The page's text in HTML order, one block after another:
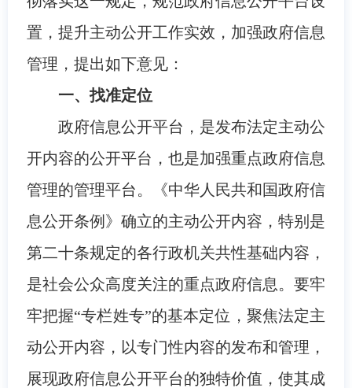
置，提升主动公开工作实效，加强政府信息
管理，提出如下意见：
一、找准定位
政府信息公开平台，是发布法定主动公
开内容的公开平台，也是加强重点政府信息
管理的管理平台。《中华人民共和国政府信
息公开条例》确立的主动公开内容，特别是
第二十条规定的各行政机关共性基础内容，
是社会公众高度关注的重点政府信息。要牢
牢把握“专栏姓专”的基本定位，聚焦法定主
动公开内容，以专门性内容的发布和管理，
展现政府信息公开平台的独特价值，使其成